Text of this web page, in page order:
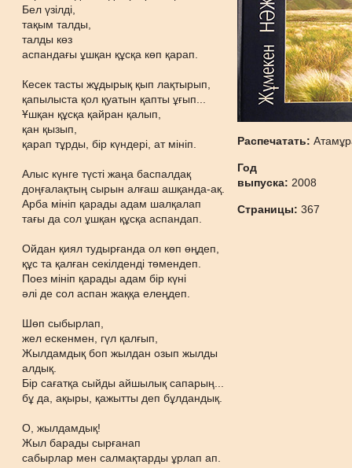
Бел үзілді,
тақым талды,
талды көз
аспандағы ұшқан құсқа көп қарап.
Кесек тасты жұдырық қып лақтырып,
қапылыста қол қуатын қапты ұғып...
Ұшқан құсқа қайран қалып,
қан қызып,
қарап тұрды, бір күндері, ат мініп.
Алыс күнге түсті жаңа баспалдақ
доңғалақтың сырын алғаш ашқанда-ақ.
Арба мініп қарады адам шалқалап
тағы да сол ұшқан құсқа аспандап.
Ойдан қиял тудырғанда ол көп өңдеп,
құс та қалған секілденді төмендеп.
Поез мініп қарады адам бір күні
әлі де сол аспан жаққа елеңдеп.
Шөп сыбырлап,
жел ескенмен, гүл қалғып,
Жылдамдық боп жылдан озып жылды
алдық.
Бір сағатқа сыйды айшылық сапарың...
бұ да, ақыры, қажытты деп бұлдандық.
О, жылдамдық!
Жыл барады сырғанап
сабырлар мен салмақтарды ұрлап ап.
Распечатать:
Год
выпуска: 2008
Страницы:367